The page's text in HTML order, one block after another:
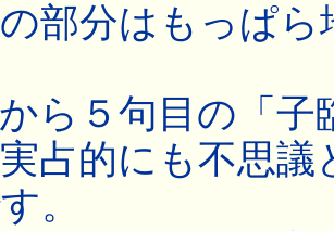
部分はもっぱら
ら５句目の「子
占的にも不思
。